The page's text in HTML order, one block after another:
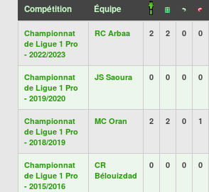
Compétition Équipe
Championnat
de Ligue 1 Pro
- 2022/2023
RC Arbaa 2 2 0 0
Championnat
de Ligue 1 Pro
- 2019/2020
JS Saoura 0 0 0 0
Championnat
de Ligue 1 Pro
- 2018/2019
MC Oran 2 2 0 1
Championnat
de Ligue 1 Pro
- 2015/2016
CR
Bélouizdad
0 0 0 0